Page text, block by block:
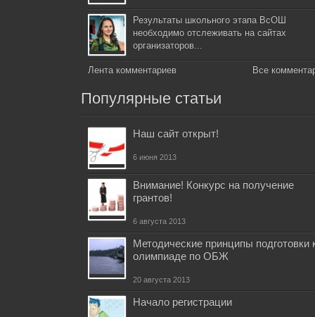
Результаты школьного этапа ВсОШ
необходимо отслеживать на сайтах
организаторов...
Лента комментариев Все
Популярные статьи
Наш сайт открыт!
6 июня 2013
Внимание! Конкурс на получение
грантов!
6 августа 2013
Методические принципы подготовки
олимпиаде по ОБЖ
20 августа 2013
Начало регистрации